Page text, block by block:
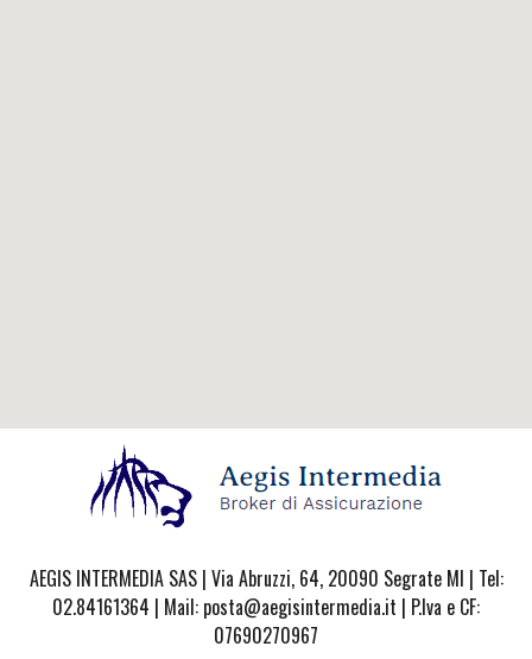
AEGIS INTERMEDIA SAS | Via Abruzzi, 64, 20090 Segrate MI | Tel:
02.84161364 | Mail: posta@aegisintermedia.it | P.Iva e CF:
07690270967